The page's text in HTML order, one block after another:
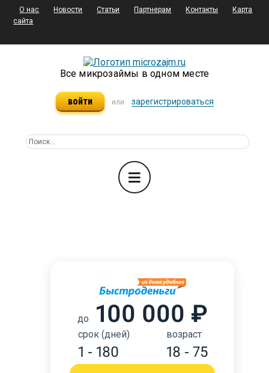
О нас Новости Статьи Партнерам Контакты
Карта
сайта
Все микрозаймы в одном месте
войти или зарегистрироваться
до 100 000 ₽
срок (дней)
1 - 180
возраст
18 - 75